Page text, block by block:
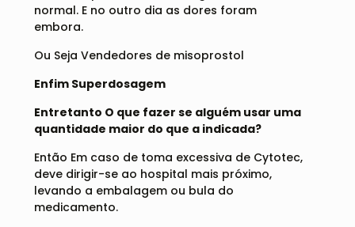
normal. E no outro dia as dores foram
embora.
Ou Seja Vendedores de misoprostol
Enfim Superdosagem
Entretanto O que fazer se alguém usar uma
quantidade maior do que a indicada?
Então Em caso de toma excessiva de Cytotec,
deve dirigir-se ao hospital mais próximo,
levando a embalagem ou bula do
medicamento.